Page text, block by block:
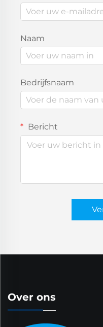
Naam
Bedrijfsnaam
Bericht
Over ons